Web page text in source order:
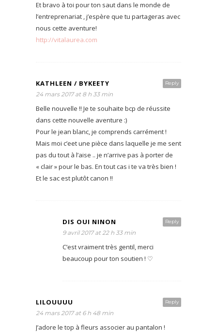
Et bravo à toi pour ton saut dans le monde de
l’entreprenariat , j’espère que tu partageras avec
nous cette aventure!
http://vitalaurea.com
Reply
KATHLEEN / BYKEETY
24 mars 2017 at 8 h 33 min
Belle nouvelle !! Je te souhaite bcp de réussite
dans cette nouvelle aventure :)
Pour le jean blanc, je comprends carrément !
Mais moi c’eet une pièce dans laquelle je me sent
pas du tout à l’aise .. je n’arrive pas à porter de
« clair » pour le bas. En tout cas i te va très bien !
Et le sac est plutôt canon !!
Reply
DIS OUI NINON
9 avril 2017 at 22 h 33 min
C’est vraiment très gentil, merci
beaucoup pour ton soutien ! ♡
Reply
LILOUUUU
24 mars 2017 at 6 h 48 min
J’adore le top à fleurs associer au pantalon !